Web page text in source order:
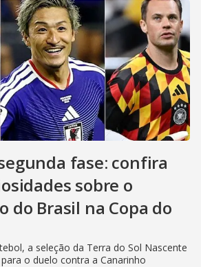
fase: confira
sobre o
do Brasil na Copa do
a seleção da Terra do Sol Nascente
o duelo contra a Canarinho